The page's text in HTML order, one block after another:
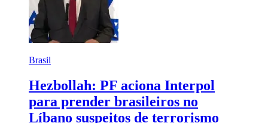
Brasil
Hezbollah: PF aciona Interpol
para prender brasileiros no
Líbano suspeitos de terrorismo